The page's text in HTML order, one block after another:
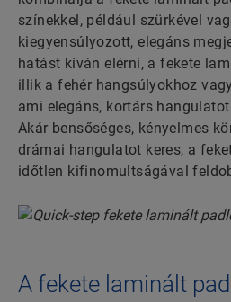
színekkel, például szürkével
kiegyensúlyozott, elegáns
hatást kíván elérni, a fekete
illik a fehér hangsúlyokhoz
ami elegáns, kortárs
Akár bensőséges, kényelmes
drámai hangulatot keres, a
időtlen kifinomultságával
A fekete laminált